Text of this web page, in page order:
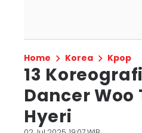
Home Korea Kpop
13
Dancer
Hyeri